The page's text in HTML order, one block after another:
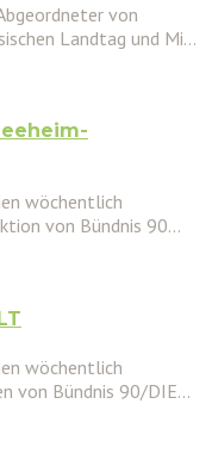
von
Landtag und Mi...
wöchentlich
von Bündnis 90...
wöchentlich
von Bündnis 90/DIE...